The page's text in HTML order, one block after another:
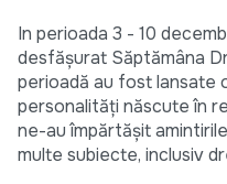
In perioada 3 - 10
desfășurat Săptămâna
perioadă au fost lansate
personalități născute în
ne-au împărtășit
multe subiecte, inclusiv